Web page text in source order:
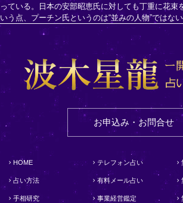
っている。日本の安部昭恵氏に対しても丁重に花束
いう点、プーチン氏というのは“並みの人物”ではな
お申込み・お問合せ
HOME
占い方法
手相研究
テレフォン占い
有料メール占い
事業経営鑑定